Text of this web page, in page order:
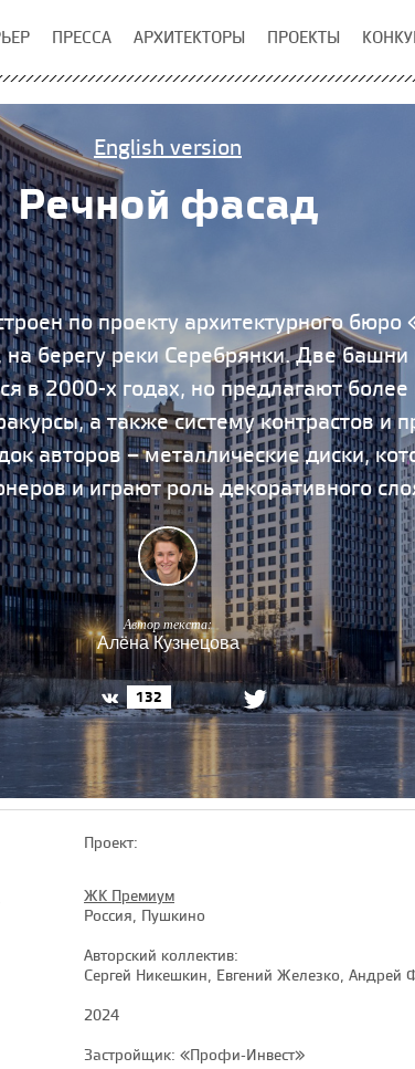
ПРЕССА АРХИТЕКТОРЫ ПРОЕКТЫ
English version
Речной фасад
по проекту архитектурного бюро
берегу реки Серебрянки. Две
в 2000-х годах, но предлагают
а также систему контрастов и
авторов – металлические диски,
и играют роль декоративного
Автор текста:
Алёна Кузнецова
132
Проект:
ЖК Премиум
Россия, Пушкино
Авторский коллектив:
Сергей Никешкин, Евгений Железко, Андрей
2024
Застройщик: «Профи-Инвест»